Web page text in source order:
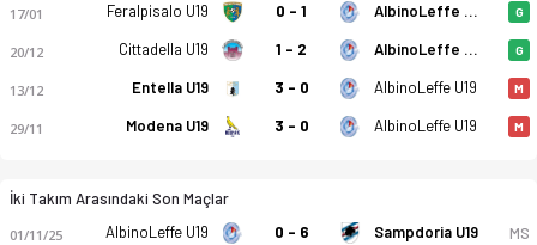
17/01 Feralpisalo U19 0 - 1 AlbinoLeffe U19 G
20/12 Cittadella U19 1 - 2 AlbinoLeffe U19 G
13/12 Entella U19 3 - 0 AlbinoLeffe U19 M
29/11 Modena U19 3 - 0 AlbinoLeffe U19 M
İki Takım Arasındaki Son Maçlar
01/11/25 AlbinoLeffe U19 0 - 6 Sampdoria U19 MS